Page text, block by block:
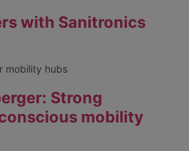
with Sanitronics
mobility hubs
Strong
mobility